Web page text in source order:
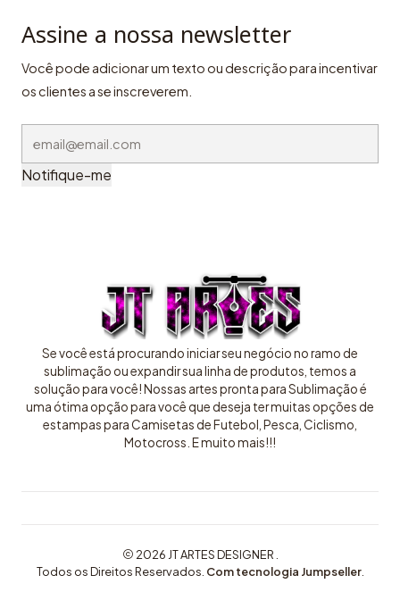
Assine a nossa newsletter
Você pode adicionar um texto ou descrição para incentivar
os clientes a se inscreverem.
Notifique-me
Se você está procurando iniciar seu negócio no ramo de
sublimação ou expandir sua linha de produtos, temos a
solução para você! Nossas artes pronta para Sublimação é
uma ótima opção para você que deseja ter muitas opções de
estampas para Camisetas de Futebol, Pesca, Ciclismo,
Motocross. E muito mais!!!
2026 JT ARTES DESIGNER .
Todos os Direitos Reservados. Com tecnologia Jumpseller.